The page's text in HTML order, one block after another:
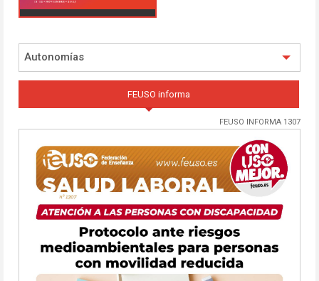
Autonomías
FEUSO informa
FEUSO INFORMA 1307